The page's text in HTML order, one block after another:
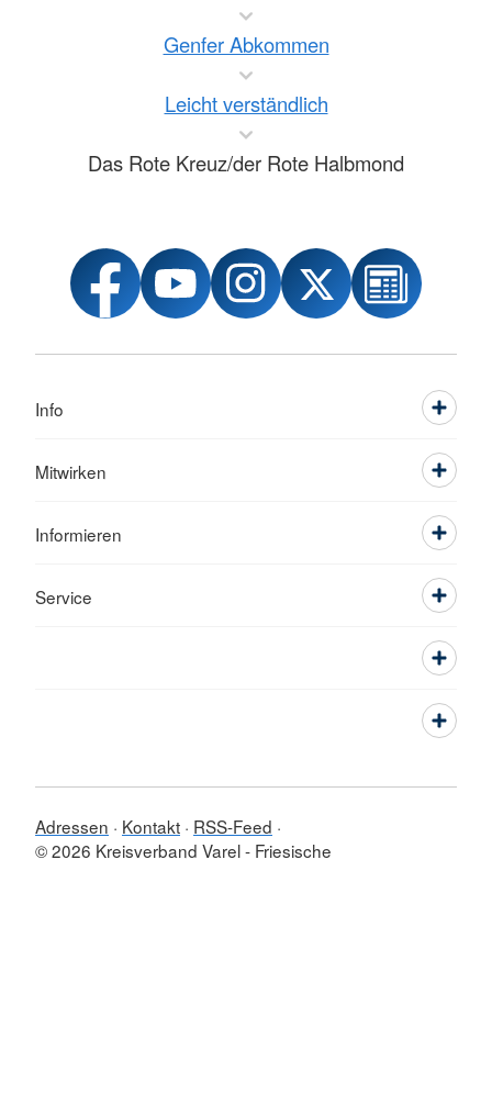
Genfer Abkommen
Leicht verständlich
Das Rote Kreuz/der Rote Halbmond
Info
Mitwirken
Informieren
Service
Adressen Kontakt RSS-Feed
© 2026 Kreisverband Varel - Friesische